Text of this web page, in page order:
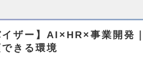
イザー】AI×HR×事業開発
きる環境